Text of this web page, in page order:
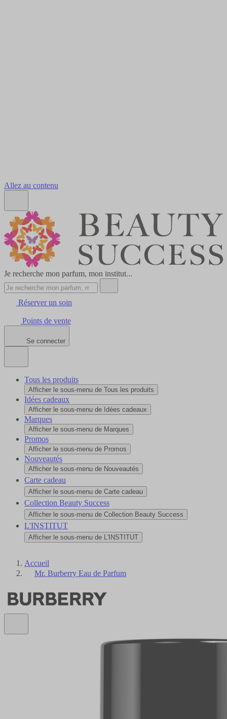
Allez au contenu
Je recherche mon parfum, mon institut...
Réserver un soin
Points de vente
Se connecter
Tous les produits
Afficher le sous-menu de Tous les produits
Idées cadeaux
Afficher le sous-menu de Idées cadeaux
Marques
Afficher le sous-menu de Marques
Promos
Afficher le sous-menu de Promos
Nouveautés
Afficher le sous-menu de Nouveautés
Carte cadeau
Afficher le sous-menu de Carte cadeau
Collection Beauty Success
Afficher le sous-menu de Collection Beauty Success
L'INSTITUT
Afficher le sous-menu de L'INSTITUT
Accueil
Mr. Burberry Eau de Parfum